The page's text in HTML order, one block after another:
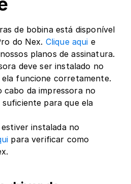
de bobina está disponível
do Nex. Clique aqui e
planos de assinatura.
deve ser instalado no
funcione corretamente.
da impressora no
para que ela
instalada no
para verificar como